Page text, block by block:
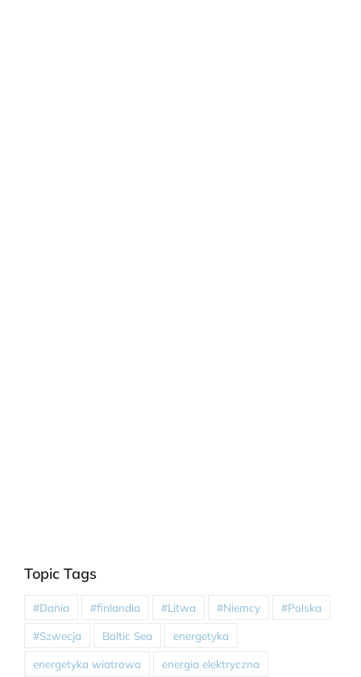
Topic Tags
#Dania #finlandia #Litwa #Niemcy #Polska
#Szwecja Baltic Sea energetyka
energetyka wiatrowa energia elektryczna